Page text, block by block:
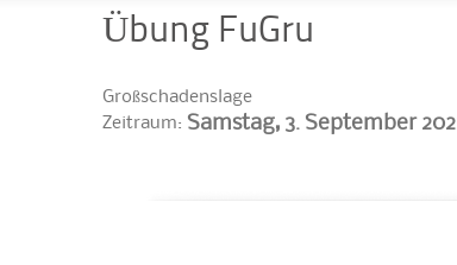
Übung FuGru
Großschadenslage
Zeitraum: Samstag, 3. September